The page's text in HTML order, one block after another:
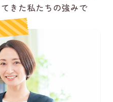
きた私たちの強みで